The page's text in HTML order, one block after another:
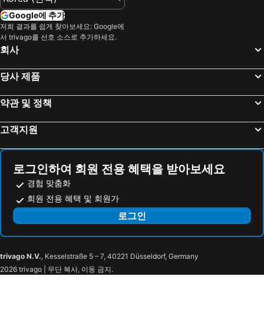
니 카 스미 호텔
The ONRA Hotel
Relax Hotel
Boeung Chhouk Guest House
호텔 카라
Hotel HomeFeel Cs
Aqua Boutique Guesthouse
Mettavary Hotel
Google에 추가
저희 결과를 쉽게 찾아보세요: Google에
서 trivago를 선호 소스로 추가하세요.
회사
당사 제품
약관 및 정책
고객지원
로그인하여 회원 전용 혜택을 받아보세요
경험 맞춤화
회원 전용 혜택 및 회원가
로그인
trivago N.V., Kesselstraße 5 – 7, 40221 Düsseldorf, Germany
2026 trivago | 무단 복사, 이동 금지.